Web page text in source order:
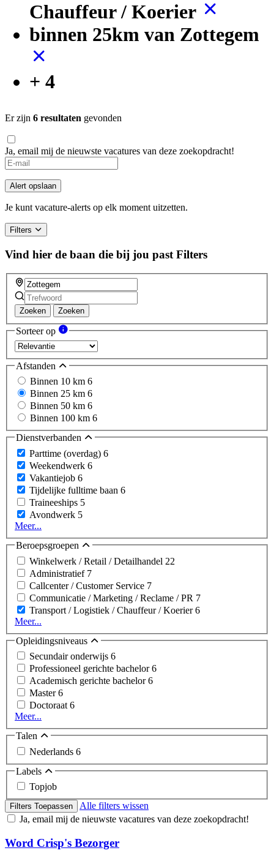
Chauffeur / Koerier
binnen 25km van Zottegem
+ 4
Er zijn 6 resultaten gevonden
Ja, email mij de nieuwste vacatures van deze zoekopdracht!
If
you
are
a
human,
this
field
Alert opslaan
Je kunt vacature-alerts op elk moment uitzetten.
Filters
Vind hier de baan die bij jou past Filters
Zoeken Zoeken
Sorteer op
Afstanden
Binnen 10 km 6
Binnen 25 km 6
Binnen 50 km 6
Binnen 100 km 6
Dienstverbanden
Parttime (overdag) 6
Weekendwerk 6
Vakantiejob 6
Tijdelijke fulltime baan 6
Traineeships 5
Avondwerk 5
Meer...
Beroepsgroepen
Winkelwerk / Retail / Detailhandel 22
Administratief 7
Callcenter / Customer Service 7
Communicatie / Marketing / Reclame / PR 7
Transport / Logistiek / Chauffeur / Koerier6
Meer...
Opleidingsniveaus
Secundair onderwijs 6
Professioneel gerichte bachelor6
Academisch gerichte bachelor6
Master6
Doctoraat 6
Meer...
Talen
Nederlands 6
Labels
Topjob
Filters Toepassen
Alle filters wissen
Ja, email mij de nieuwste vacatures van deze zoekopdracht!
Word Crisp's Bezorger